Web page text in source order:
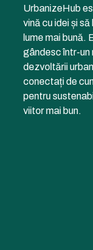
UrbanizeHub
vină cu idei și
lume mai bună.
gândesc într-un
dezvoltării
conectați de
pentru
viitor mai bun.